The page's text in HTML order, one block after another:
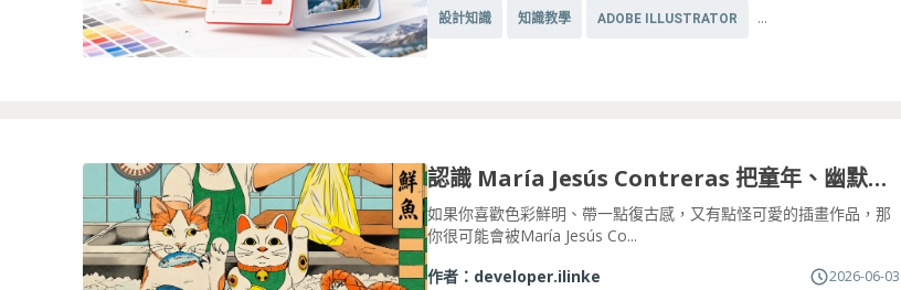
設計知識 知識教學 ADOBE ILLUSTRATOR ...
認識 María Jesús Contreras 把童年、幽默與怪奇想像畫進日常的智利插畫家
如果你喜歡色彩鮮明、帶一點復古感，又有點怪可愛的插畫作品，那
你很可能會被María Jesús Co...
作者： developer.ilinke 2026-06-03